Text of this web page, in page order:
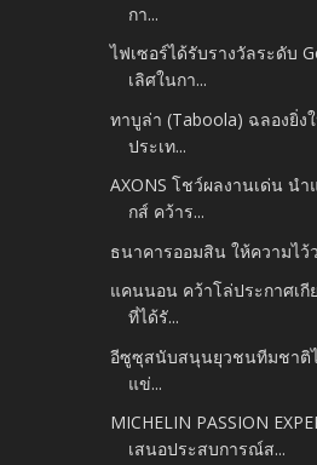
กา...
ไฟเซอร์ได้รับรางวัลระดับ
เลิศในกา...
ทาบูล่า (Taboola) ฉลองยิ่
ประเท...
AXONS โชว์ผลงานเด่น น
กส์ คว้าร...
ธนาคารออมสิน ให้ความไว้
แคนนอน คว้าโล่ประกาศเ
ที่ได้รั...
อีซูซุสนับสนุนยุวชนทีมชาติ
แข่...
MICHELIN PASSION
เสนอประสบการณ์ส...